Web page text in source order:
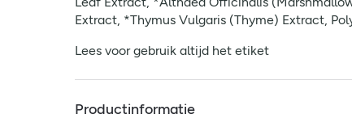
Extract, *Thymus Vulgaris (Thyme) Extract,
Lees voor gebruik altijd het etiket
Productinformatie